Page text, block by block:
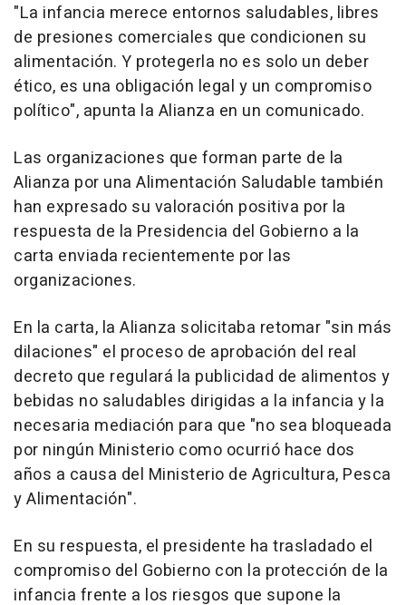
"La infancia merece entornos saludables, libres
de presiones comerciales que condicionen su
alimentación. Y protegerla no es solo un deber
ético, es una obligación legal y un compromiso
político", apunta la Alianza en un comunicado.
Las organizaciones que forman parte de la
Alianza por una Alimentación Saludable también
han expresado su valoración positiva por la
respuesta de la Presidencia del Gobierno a la
carta enviada recientemente por las
organizaciones.
En la carta, la Alianza solicitaba retomar "sin más
dilaciones" el proceso de aprobación del real
decreto que regulará la publicidad de alimentos y
bebidas no saludables dirigidas a la infancia y la
necesaria mediación para que "no sea bloqueada
por ningún Ministerio como ocurrió hace dos
años a causa del Ministerio de Agricultura, Pesca
y Alimentación".
En su respuesta, el presidente ha trasladado el
compromiso del Gobierno con la protección de la
infancia frente a los riesgos que supone la